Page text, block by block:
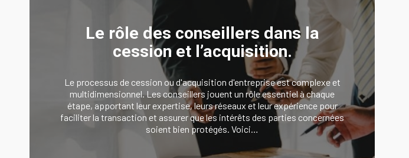
Le rôle des conseillers dans la
cession et l’acquisition.
Le processus de cession ou d'acquisition d'entreprise est complexe et
multidimensionnel. Les conseillers jouent un rôle essentiel à chaque
étape, apportant leur expertise, leurs réseaux et leur expérience pour
faciliter la transaction et assurer que les intérêts des parties concernées
soient bien protégés. Voici…